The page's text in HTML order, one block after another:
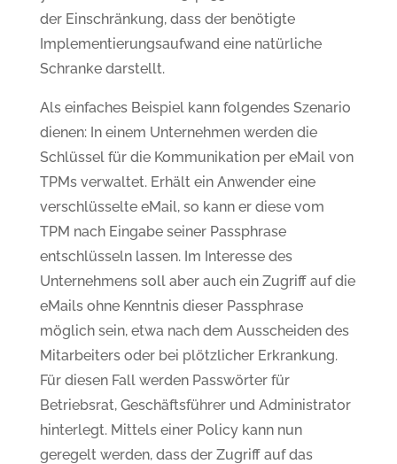
der Einschränkung, dass der benötigte
Implementierungsaufwand eine natürliche
Schranke darstellt.
Als einfaches Beispiel kann folgendes Szenario
dienen: In einem Unternehmen werden die
Schlüssel für die Kommunikation per eMail von
TPMs verwaltet. Erhält ein Anwender eine
verschlüsselte eMail, so kann er diese vom
TPM nach Eingabe seiner Passphrase
entschlüsseln lassen. Im Interesse des
Unternehmens soll aber auch ein Zugriff auf die
eMails ohne Kenntnis dieser Passphrase
möglich sein, etwa nach dem Ausscheiden des
Mitarbeiters oder bei plötzlicher Erkrankung.
Für diesen Fall werden Passwörter für
Betriebsrat, Geschäftsführer und Administrator
hinterlegt. Mittels einer Policy kann nun
geregelt werden, dass der Zugriff auf das